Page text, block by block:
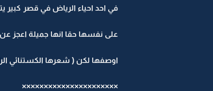
في احد احياء الرياض في قصر كبير
على نفسها حقا انها جميلة اعجز
اوصفها لكن ( شعرها الكستنائي
××××××××××××××××××××××